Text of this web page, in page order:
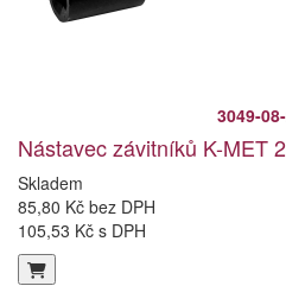
3049-
Nástavec závitníků K-MET
Skladem
85,80 Kč bez DPH
105,53 Kč s DPH